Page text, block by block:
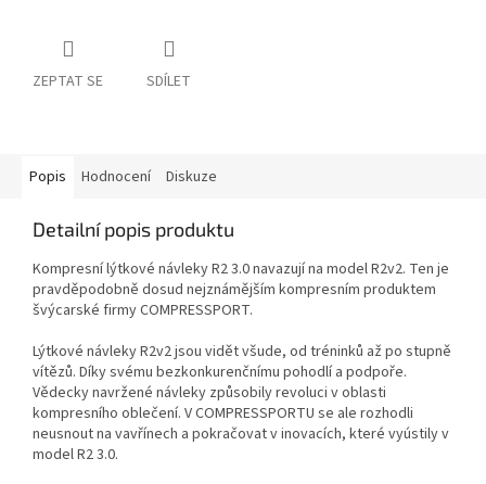
ZEPTAT SE SDÍLET
Popis Hodnocení Diskuze
Detailní popis produktu
Kompresní lýtkové návleky R2 3.0 navazují na model R2v2. Ten je
pravděpodobně dosud nejznámějším kompresním produktem
švýcarské firmy COMPRESSPORT.
Lýtkové návleky R2v2 jsou vidět všude, od tréninků až po stupně
vítězů. Díky svému bezkonkurenčnímu pohodlí a podpoře.
Vědecky navržené návleky způsobily revoluci v oblasti
kompresního oblečení. V COMPRESSPORTU se ale rozhodli
neusnout na vavřínech a pokračovat v inovacích, které vyústily v
model R2 3.0.